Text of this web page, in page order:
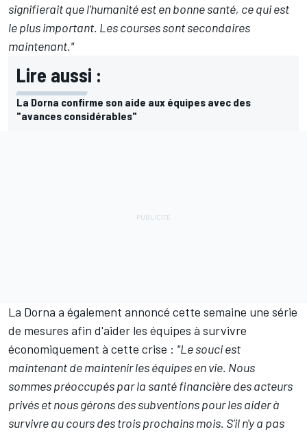
signifierait que l'humanité est en bonne santé, ce qui est
le plus important. Les courses sont secondaires
maintenant."
Lire aussi :
La Dorna confirme son aide aux équipes avec des
"avances considérables"
La Dorna a également annoncé cette semaine une série
de mesures afin d'aider les équipes à survivre
économiquement à cette crise : "Le souci est
maintenant de maintenir les équipes en vie. Nous
sommes préoccupés par la santé financière des acteurs
privés et nous gérons des subventions pour les aider à
survivre au cours des trois prochains mois. S'il n'y a pas